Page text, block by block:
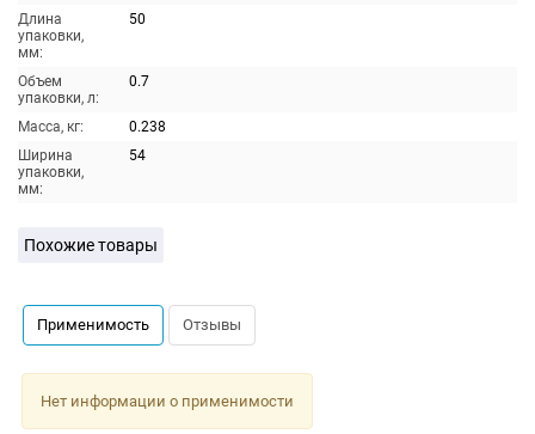
Длина
упаковки,
мм:
50
Объем
упаковки, л:
0.7
Масса, кг:
0.238
Ширина
упаковки,
мм:
54
Похожие товары
Применимость Отзывы
Нет информации о применимости